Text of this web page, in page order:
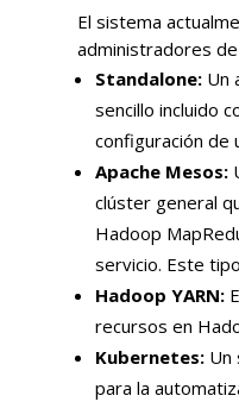
El sistema
administradores
Standalone:Un
sencillo incluido
configuración de
Apache Mesos:
clúster general
Hadoop
servicio. Este
Hadoop YARN:
recursos en
Kubernetes:Un
para la